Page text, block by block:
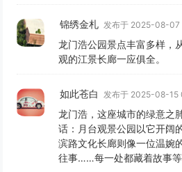
锦绣金札 发布于 2025-08-
龙门浩公园景点丰富多样，
观的江景长廊一应俱全。
如此苍白 发布于 2025-08-15
龙门浩，这座城市的绿意之
话：月台观景公园以它开阔
滨路文化长廊则像一位温婉
往事……每一处都藏着故事等